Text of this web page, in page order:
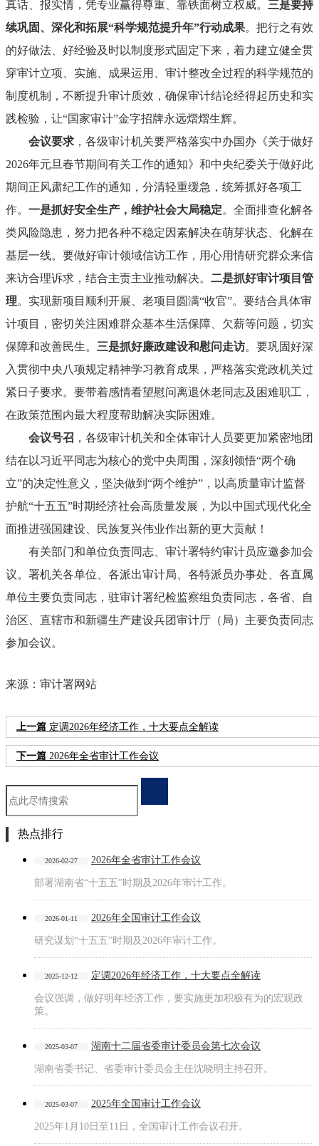
真话、报实情，凭专业赢得尊重、靠铁面树立权威。 三是要持
续巩固、深化和拓展“科学规范提升年”行动成果。把行之有效
的好做法、好经验及时以制度形式固定下来，着力建立健全贯
穿审计立项、实施、成果运用、审计整改全过程的科学规范的
制度机制，不断提升审计质效，确保审计结论经得起历史和实
践检验，让“国家审计”金字招牌永远熠熠生辉。
会议要求 ，各级审计机关要严格落实中办国办《关于做好
2026年元旦春节期间有关工作的通知》和中央纪委关于做好此
期间正风肃纪工作的通知，分清轻重缓急，统筹抓好各项工
作。 一是抓好安全生产，维护社会大局稳定。全面排查化解各
类风险隐患，努力把各种不稳定因素解决在萌芽状态、化解在
基层一线。要做好审计领域信访工作，用心用情研究群众来信
来访合理诉求，结合主责主业推动解决。 二是抓好审计项目管
理。实现新项目顺利开展、老项目圆满“收官”。要结合具体审
计项目，密切关注困难群众基本生活保障、欠薪等问题，切实
保障和改善民生。 三是抓好廉政建设和慰问走访。要巩固好深
入贯彻中央八项规定精神学习教育成果，严格落实党政机关过
紧日子要求。要带着感情看望慰问离退休老同志及困难职工，
在政策范围内最大程度帮助解决实际困难。
会议号召 ，各级审计机关和全体审计人员要更加紧密地团
结在以习近平同志为核心的党中央周围，深刻领悟“两个确
立”的决定性意义，坚决做到“两个维护”，以高质量审计监督
护航“十五五”时期经济社会高质量发展，为以中国式现代化全
面推进强国建设、民族复兴伟业作出新的更大贡献！
有关部门和单位负责同志、审计署特约审计员应邀参加会
议。署机关各单位、各派出审计局、各特派员办事处、各直属
单位主要负责同志，驻审计署纪检监察组负责同志，各省、自
治区、直辖市和新疆生产建设兵团审计厅（局）主要负责同志
参加会议。
来源：审计署网站
上一篇 定调2026年经济工作，十大要点全解读
下一篇 2026年全省审计工作会议
热点排行
2026-02-27 2026年全省审计工作会议
部署湖南省“十五五”时期及2026年审计工作。
2026-01-11 2026年全国审计工作会议
研究谋划“十五五”时期及2026年审计工作。
2025-12-12 定调2026年经济工作，十大要点全解读
会议强调，做好明年经济工作，要实施更加积极有为的宏观政
策。
2025-03-07 湖南十二届省委审计委员会第七次会议
湖南省委书记、省委审计委员会主任沈晓明主持召开。
2025-03-07 2025年全国审计工作会议
2025年1月10日至11日，全国审计工作会议召开。